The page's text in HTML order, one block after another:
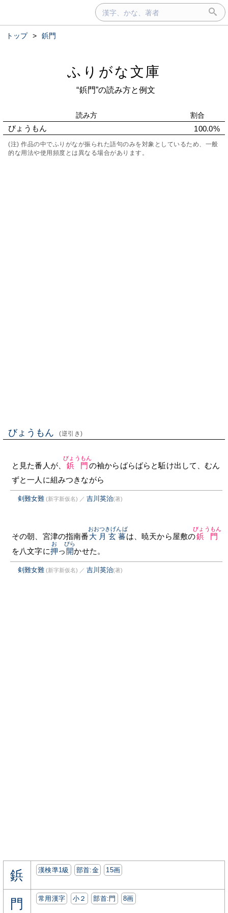
トップ > 鋲門
ふりがな文庫
“鋲門”の読み方と例文
読み方 割合
びょうもん 100.0%
(注) 作品の中でふりがなが振られた語句のみを対象としているため、一般
的な用法や使用頻度とは異なる場合があります。
びょうもん (逆引き)
と見た番人が、 鋲門
びょうもん
の袖からばらばらと駈け出して、むん
ずと一人に組みつきながら
剣難女難 (新字新仮名) ／ 吉川英治(著)
その朝、宮津の指南番大月玄蕃
おおつきげんば
は、暁天から屋敷の鋲門
びょうもん
を八文字に押
お
っ 開
ぴら
かせた。
剣難女難 (新字新仮名) ／ 吉川英治(著)
鋲 漢検準1級 部首:⾦ 15画
門 常用漢字 小２ 部首:⾨ 8画